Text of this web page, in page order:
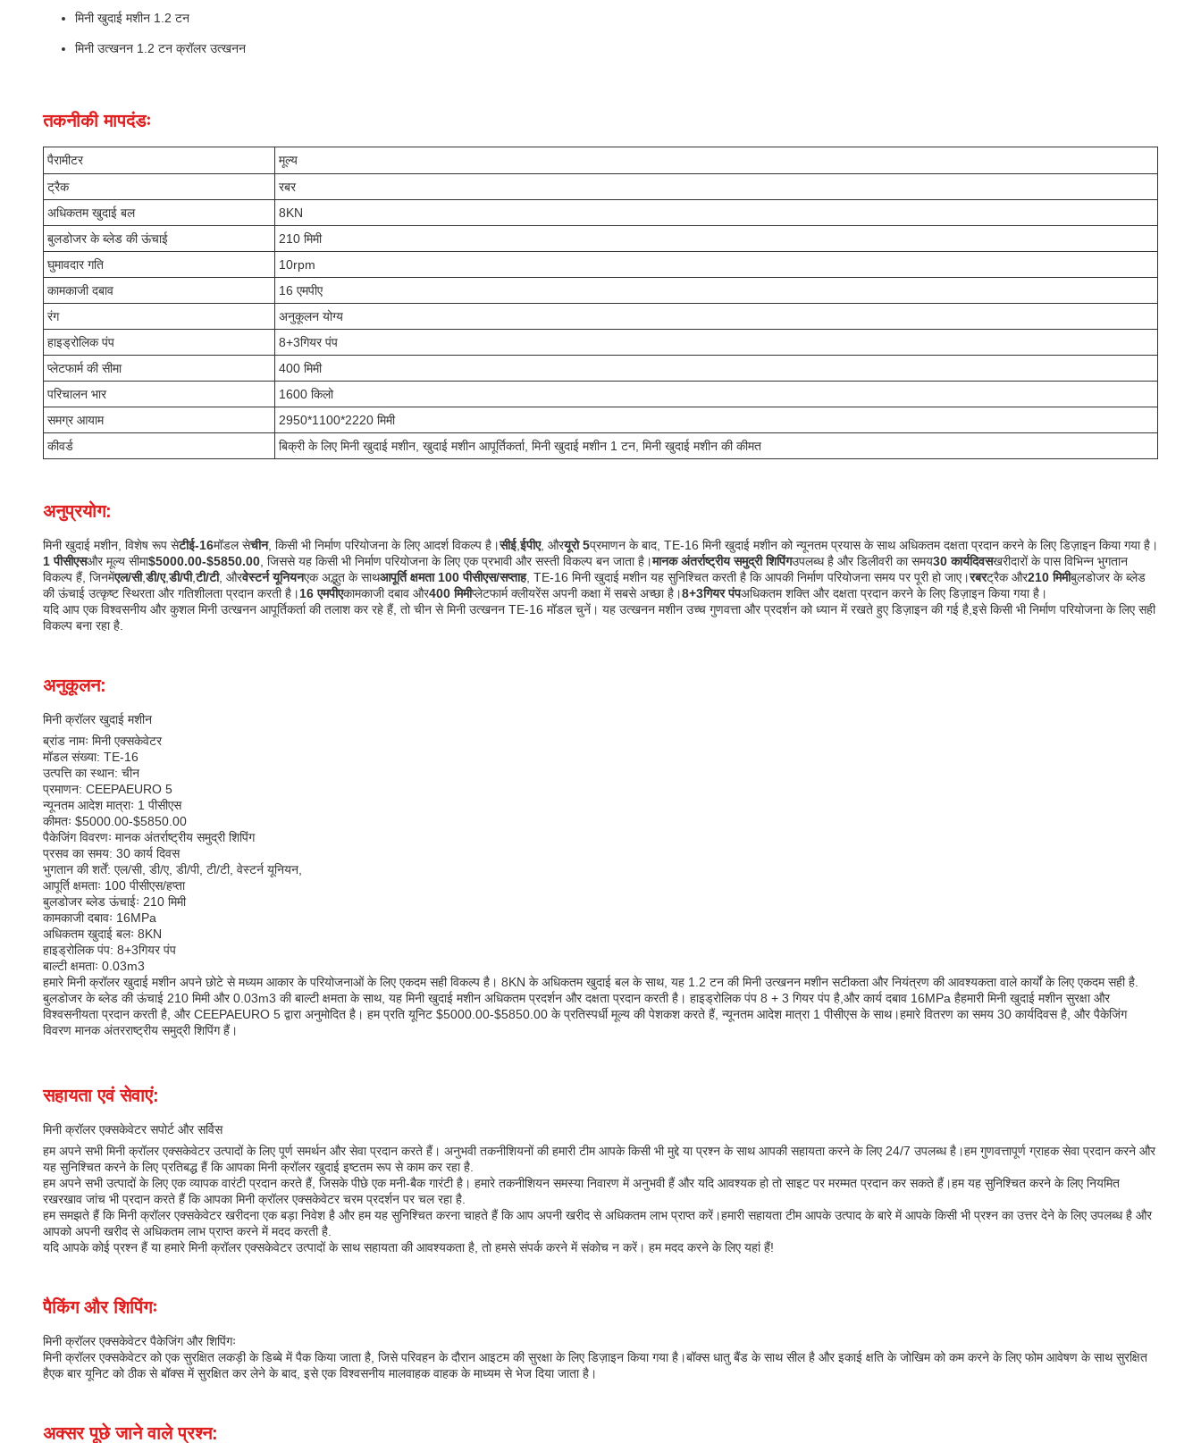
मिनी खुदाई मशीन 1.2 टन
मिनी उत्खनन 1.2 टन क्रॉलर उत्खनन
तकनीकी मापदंडः
पैरामीटर
मूल्य
ट्रैक
रबर
अधिकतम खुदाई बल
8KN
बुलडोजर के ब्लेड की ऊंचाई
210 मिमी
घुमावदार गति
10rpm
कामकाजी दबाव
16 एमपीए
रंग
अनुकूलन योग्य
हाइड्रोलिक पंप
8+3गियर पंप
प्लेटफार्म की सीमा
400 मिमी
परिचालन भार
1600 किलो
समग्र आयाम
2950*1100*2220 मिमी
कीवर्ड
बिक्री के लिए मिनी खुदाई मशीन, खुदाई मशीन आपूर्तिकर्ता, मिनी खुदाई मशीन 1 टन, मिनी खुदाई मशीन की कीमत
अनुप्रयोग:
मिनी खुदाई मशीन, विशेष रूप सेटीई-16मॉडल सेचीन, किसी भी निर्माण परियोजना के लिए आदर्श विकल्प है।सीई,ईपीए, औरयूरो 5प्रमाणन के बाद, TE-16 मिनी खुदाई मशीन को न्यूनतम प्रयास के साथ अधिकतम दक्षता प्रदान करने के लिए डिज़ाइन किया गया है।
1 पीसीएसऔर मूल्य सीमा$5000.00-$5850.00 , जिससे यह किसी भी निर्माण परियोजना के लिए एक प्रभावी और सस्ती विकल्प बन जाता है।मानक अंतर्राष्ट्रीय समुद्री शिपिंगउपलब्ध है और डिलीवरी का समय30 कार्यदिवसखरीदारों के पास विभिन्न भुगतान
विकल्प हैं, जिनमेंएल/सी,डी/ए,डी/पी,टी/टी, औरवेस्टर्न यूनियनएक अद्भुत के साथआपूर्ति क्षमता 100 पीसीएस/सप्ताह, TE-16 मिनी खुदाई मशीन यह सुनिश्चित करती है कि आपकी निर्माण परियोजना समय पर पूरी हो जाए।रबरट्रैक और210 मिमीबुलडोजर के ब्लेड
की ऊंचाई उत्कृष्ट स्थिरता और गतिशीलता प्रदान करती है।16 एमपीएकामकाजी दबाव और400 मिमीप्लेटफार्म क्लीयरेंस अपनी कक्षा में सबसे अच्छा है।8+3गियर पंपअधिकतम शक्ति और दक्षता प्रदान करने के लिए डिज़ाइन किया गया है।
यदि आप एक विश्वसनीय और कुशल मिनी उत्खनन आपूर्तिकर्ता की तलाश कर रहे हैं, तो चीन से मिनी उत्खनन TE-16 मॉडल चुनें। यह उत्खनन मशीन उच्च गुणवत्ता और प्रदर्शन को ध्यान में रखते हुए डिज़ाइन की गई है,इसे किसी भी निर्माण परियोजना के लिए सही
विकल्प बना रहा है.
अनुकूलन:
मिनी क्रॉलर खुदाई मशीन
ब्रांड नामः मिनी एक्सकेवेटर
मॉडल संख्या: TE-16
उत्पत्ति का स्थान: चीन
प्रमाणन: CEEPAEURO 5
न्यूनतम आदेश मात्राः 1 पीसीएस
कीमतः $5000.00-$5850.00
पैकेजिंग विवरणः मानक अंतर्राष्ट्रीय समुद्री शिपिंग
प्रसव का समय: 30 कार्य दिवस
भुगतान की शर्तें: एल/सी, डी/ए, डी/पी, टी/टी, वेस्टर्न यूनियन,
आपूर्ति क्षमताः 100 पीसीएस/हप्ता
बुलडोजर ब्लेड ऊंचाईः 210 मिमी
कामकाजी दबावः 16MPa
अधिकतम खुदाई बलः 8KN
हाइड्रोलिक पंप: 8+3गियर पंप
बाल्टी क्षमताः 0.03m3
हमारे मिनी क्रॉलर खुदाई मशीन अपने छोटे से मध्यम आकार के परियोजनाओं के लिए एकदम सही विकल्प है। 8KN के अधिकतम खुदाई बल के साथ, यह 1.2 टन की मिनी उत्खनन मशीन सटीकता और नियंत्रण की आवश्यकता वाले कार्यों के लिए एकदम सही है.
बुलडोजर के ब्लेड की ऊंचाई 210 मिमी और 0.03m3 की बाल्टी क्षमता के साथ, यह मिनी खुदाई मशीन अधिकतम प्रदर्शन और दक्षता प्रदान करती है। हाइड्रोलिक पंप 8 + 3 गियर पंप है,और कार्य दबाव 16MPa हैहमारी मिनी खुदाई मशीन सुरक्षा और
विश्वसनीयता प्रदान करती है, और CEEPAEURO 5 द्वारा अनुमोदित है। हम प्रति यूनिट $5000.00-$5850.00 के प्रतिस्पर्धी मूल्य की पेशकश करते हैं, न्यूनतम आदेश मात्रा 1 पीसीएस के साथ।हमारे वितरण का समय 30 कार्यदिवस है, और पैकेजिंग
विवरण मानक अंतरराष्ट्रीय समुद्री शिपिंग हैं।
सहायता एवं सेवाएं:
मिनी क्रॉलर एक्सकेवेटर सपोर्ट और सर्विस
हम अपने सभी मिनी क्रॉलर एक्सकेवेटर उत्पादों के लिए पूर्ण समर्थन और सेवा प्रदान करते हैं। अनुभवी तकनीशियनों की हमारी टीम आपके किसी भी मुद्दे या प्रश्न के साथ आपकी सहायता करने के लिए 24/7 उपलब्ध है।हम गुणवत्तापूर्ण ग्राहक सेवा प्रदान करने और
यह सुनिश्चित करने के लिए प्रतिबद्ध हैं कि आपका मिनी क्रॉलर खुदाई इष्टतम रूप से काम कर रहा है.
हम अपने सभी उत्पादों के लिए एक व्यापक वारंटी प्रदान करते हैं, जिसके पीछे एक मनी-बैक गारंटी है। हमारे तकनीशियन समस्या निवारण में अनुभवी हैं और यदि आवश्यक हो तो साइट पर मरम्मत प्रदान कर सकते हैं।हम यह सुनिश्चित करने के लिए नियमित
रखरखाव जांच भी प्रदान करते हैं कि आपका मिनी क्रॉलर एक्सकेवेटर चरम प्रदर्शन पर चल रहा है.
हम समझते हैं कि मिनी क्रॉलर एक्सकेवेटर खरीदना एक बड़ा निवेश है और हम यह सुनिश्चित करना चाहते हैं कि आप अपनी खरीद से अधिकतम लाभ प्राप्त करें।हमारी सहायता टीम आपके उत्पाद के बारे में आपके किसी भी प्रश्न का उत्तर देने के लिए उपलब्ध है और
आपको अपनी खरीद से अधिकतम लाभ प्राप्त करने में मदद करती है.
यदि आपके कोई प्रश्न हैं या हमारे मिनी क्रॉलर एक्सकेवेटर उत्पादों के साथ सहायता की आवश्यकता है, तो हमसे संपर्क करने में संकोच न करें। हम मदद करने के लिए यहां हैं!
पैकिंग और शिपिंगः
मिनी क्रॉलर एक्सकेवेटर पैकेजिंग और शिपिंगः
मिनी क्रॉलर एक्सकेवेटर को एक सुरक्षित लकड़ी के डिब्बे में पैक किया जाता है, जिसे परिवहन के दौरान आइटम की सुरक्षा के लिए डिज़ाइन किया गया है।बॉक्स धातु बैंड के साथ सील है और इकाई क्षति के जोखिम को कम करने के लिए फोम आवेषण के साथ सुरक्षित
हैएक बार यूनिट को ठीक से बॉक्स में सुरक्षित कर लेने के बाद, इसे एक विश्वसनीय मालवाहक वाहक के माध्यम से भेज दिया जाता है।
अक्सर पूछे जाने वाले प्रश्न: